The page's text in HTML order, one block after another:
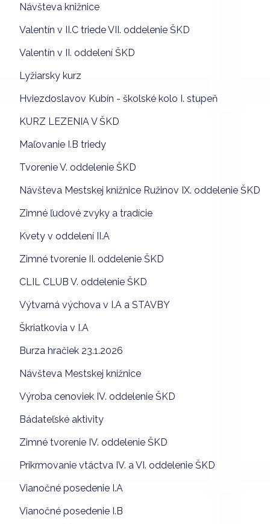
Návšteva knižnice
Valentín v II.C triede VII. oddelenie ŠKD
Valentín v II. oddelení ŠKD
Lyžiarsky kurz
Hviezdoslavov Kubín - školské kolo I. stupeň
KURZ LEZENIA V ŠKD
Maľovanie I.B triedy
Tvorenie V. oddelenie ŠKD
Návšteva Mestskej knižnice Ružinov IX. oddelenie ŠKD
Zimné ľudové zvyky a tradície
Kvety v oddelení II.A
Zimné tvorenie II. oddelenie ŠKD
CLIL CLUB V. oddelenie ŠKD
Výtvarná výchova v I.A a STAVBY
Škriatkovia v I.A
Burza hračiek 23.1.2026
Návšteva Mestskej knižnice
Výroba cenoviek IV. oddelenie ŠKD
Bádateľské aktivity
Zimné tvorenie IV. oddelenie ŠKD
Prikrmovanie vtáctva IV. a VI. oddelenie ŠKD
Vianočné posedenie I.A
Vianočné posedenie I.B